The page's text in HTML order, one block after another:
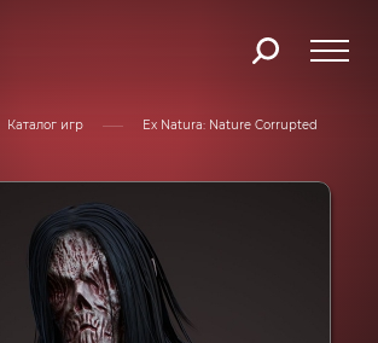
Каталог игр Ex Natura: Nature Corrupted